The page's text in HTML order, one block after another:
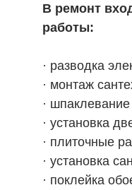
В ремонт
работы:
· разводка
· монтаж
· шпаклевание
· установка
· плиточные
· установка
· поклейка